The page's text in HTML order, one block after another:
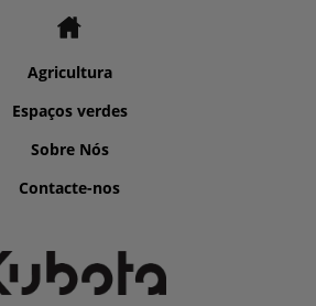
Agricultura
Espaços verdes
Sobre Nós
Contacte-nos